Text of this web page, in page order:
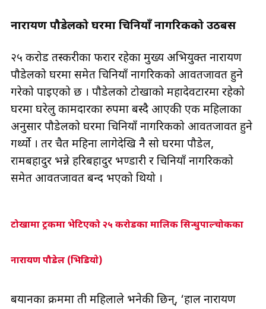
नारायण पौडेलको घरमा चिनियाँ नागरिकको उठबस
२५ करोड तस्करीका फरार रहेका मुख्य अभियुक्त नारायण
पौडेलको घरमा समेत चिनियाँ नागरिकको आवतजावत हुने
गरेको पाइएको छ । पौडेलको टोखाको महादेवटारमा रहेको
घरमा घरेलु कामदारका रुपमा बस्दै आएकी एक महिलाका
अनुसार पौडेलको घरमा चिनियाँ नागरिकको आवतजावत हुने
गर्थ्यो । तर चैत महिना लागेदेखि नै सो घरमा पौडेल,
रामबहादुर भन्ने हरिबहादुर भण्डारी र चिनियाँ नागरिकको
समेत आवतजावत बन्द भएको थियो ।
टोखामा ट्रकमा भेटिएको २५ करोडका मालिक सिन्धुपाल्चोकका
नारायण पौडेल (भिडियाे)
बयानका क्रममा ती महिलाले भनेकी छिन्, ‘हाल नारायण